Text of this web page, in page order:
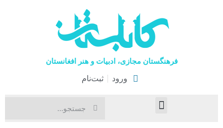
فرهنگستان مجازی، ادبیات و هنر افغانستان
ورود ثبت‌نام